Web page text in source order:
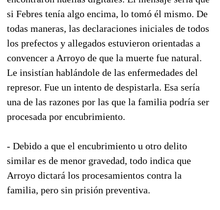
si Febres tenía algo encima, lo tomó él mismo. De
todas maneras, las declaraciones iniciales de todos
los prefectos y allegados estuvieron orientadas a
convencer a Arroyo de que la muerte fue natural.
Le insistían hablándole de las enfermedades del
represor. Fue un intento de despistarla. Esa sería
una de las razones por las que la familia podría ser
procesada por encubrimiento.
- Debido a que el encubrimiento u otro delito
similar es de menor gravedad, todo indica que
Arroyo dictará los procesamientos contra la
familia, pero sin prisión preventiva.